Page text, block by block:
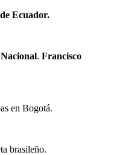
Ecuador.
. Francisco
en Bogotá.
brasileño.